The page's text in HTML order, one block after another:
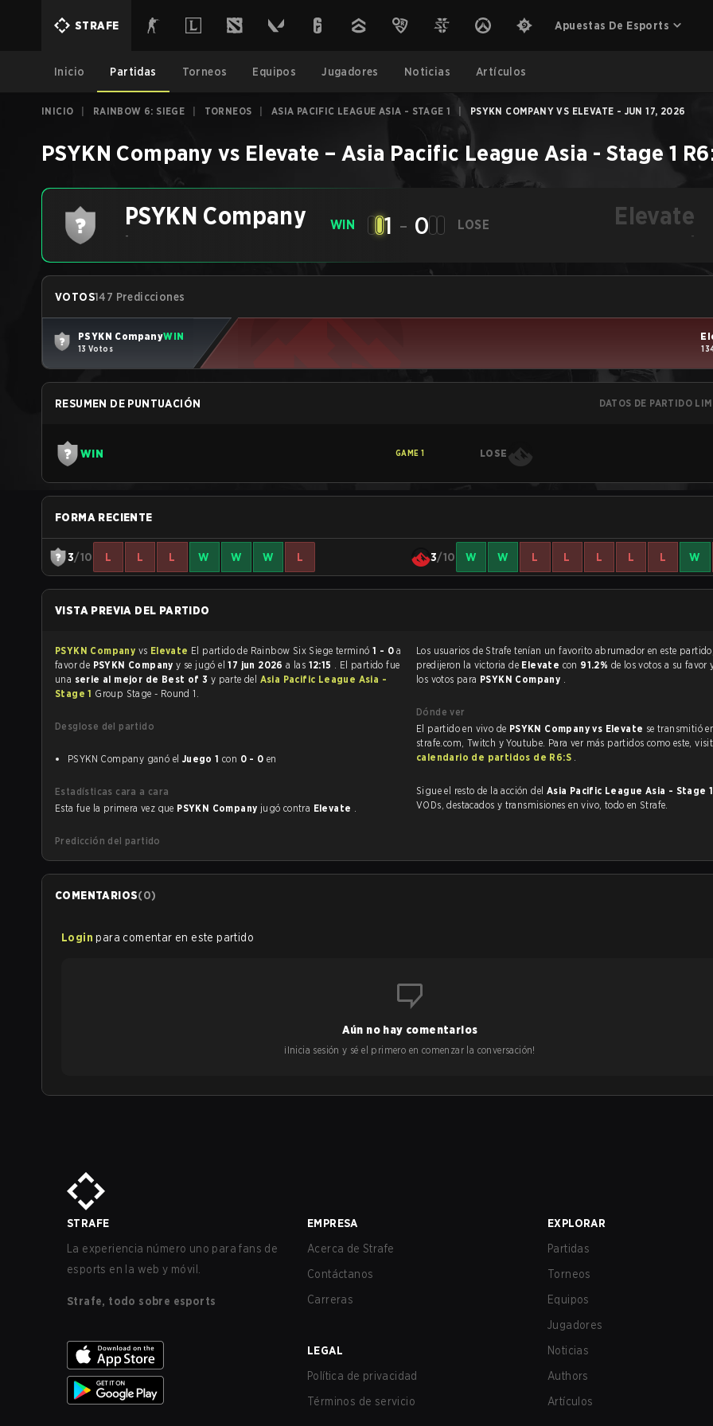
STRAFE Apuestas De Esports
Inicio Partidas Torneos Equipos Jugadores Noticias Artículos
INICIO RAINBOW 6: SIEGE TORNEOS ASIA PACIFIC LEAGUE ASIA - STAGE 1 PSYKN COMPANY VS ELEVATE - JUN 17, 2026
PSYKN Company vs Elevate – Asia Pacific League Asia - Stage 1
PSYKN Company
-
WIN 1 - 0 LOSE Elevate
-
VOTOS147 Predicciones
PSYKN CompanyWIN
13 Votos
RESUMEN DE PUNTUACIÓN DATOS DE PARTIDO
WIN GAME 1 LOSE
FORMA RECIENTE
3/10 L L L W W W L 3/10 W W L L L L L W
VISTA PREVIA DEL PARTIDO
PSYKN Company vs Elevate El partido de Rainbow Six Siege terminó 1 - 0a
favor de PSYKN Companyy se jugó el17 jun 2026a las 12:15 . El partido fue
una serie al mejor de Best of 3 y parte del Asia Pacific League Asia -
Stage 1 Group Stage - Round 1.
Desglose del partido
PSYKN Company ganó el Juego 1 con 0 - 0 en
Estadísticas cara a cara
Esta fue la primera vez que PSYKN Company jugó contra Elevate .
Predicción del partido
Los usuarios de Strafe tenían un favorito abrumador en este partido, y
predijeron la victoria de Elevate con 91.2% de los votos a su favor
los votos para PSYKN Company .
Dónde ver
El partido en vivo de PSYKN Company vs Elevate se transmitió
strafe.com, Twitch y Youtube. Para ver más partidos como este,
calendario de partidos de R6:S .
Sigue el resto de la acción del Asia Pacific League Asia - Stage 1
VODs, destacados y transmisiones en vivo, todo en Strafe.
COMENTARIOS(0)
Login para comentar en este partido
Aún no hay comentarios
¡Inicia sesión y sé el primero en comenzar la conversación!
STRAFE
La experiencia número uno para fans de
esports en la web y móvil.
Strafe, todo sobre esports
EMPRESA
Acerca de Strafe
Contáctanos
Carreras
LEGAL
Política de privacidad
Términos de servicio
EXPLORAR
Partidas
Torneos
Equipos
Jugadores
Noticias
Authors
Artículos